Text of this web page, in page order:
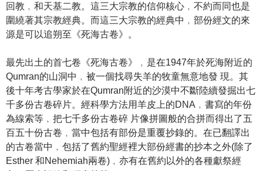
回教﹐和天基二教。這三大宗教的信仰核心﹐不約而同也是
圍繞著其宗教經典。而這三大宗教的經典中﹐部份經文的來
源是可以追朔至《死海古卷》。
最先出土的首七卷《死海古卷》﹐是在1947年於死海附近的
Qumran的山洞中﹐被一個找尋失羊的牧童無意地發 現。其
後十年考古學家於在Qumran附近的沙漠中不斷陸續發掘出七
千多份古卷碎片。經科學方法用羊皮上的DNA﹐書寫的年份
為線索等﹐把七千多份古卷碎 片像拼圖般的合拼而得出了五
百五十份古卷﹐當中包括有部份是重覆抄錄的。在已翻譯出
的古卷當中﹐包括了舊約聖經裡大部份經書的抄本之外(除了
Esther 和Nehemiah兩卷)﹐亦有在舊約以外的各種獻祭經